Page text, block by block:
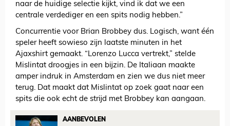
naar de huidige selectie kijkt, vind ik dat we een
centrale verdediger en een spits nodig hebben.”
Concurrentie voor Brian Brobbey dus. Logisch, want één
speler heeft sowieso zijn laatste minuten in het
Ajaxshirt gemaakt. “Lorenzo Lucca vertrekt,” stelde
Mislintat droogjes in een bijzin. De Italiaan maakte
amper indruk in Amsterdam en zien we dus niet meer
terug. Dat maakt dat Mislintat op zoek gaat naar een
spits die ook echt de strijd met Brobbey kan aangaan.
AANBEVOLEN